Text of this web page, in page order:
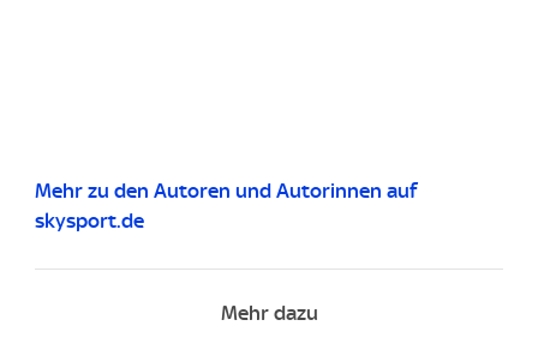
Mehr zu den Autoren und Autorinnen auf
skysport.de
Mehr dazu